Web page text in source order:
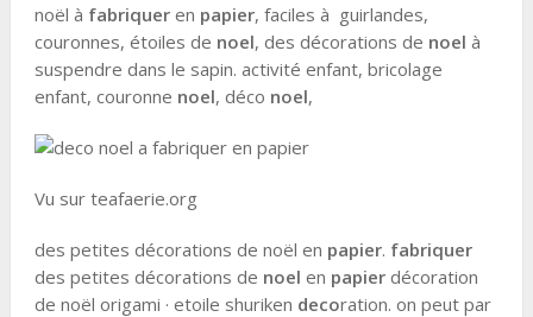
noël à fabriqueren papier, faciles à guirlandes,
couronnes, étoiles de noel, des décorations de noel à
suspendre dans le sapin. activité enfant, bricolage
enfant, couronne noel, déco noel,
Vu sur teafaerie.org
des petites décorations de noël en papier. fabriquer
des petites décorations de noel en papierdécoration
de noël origami · etoile shuriken decoration. on peut par